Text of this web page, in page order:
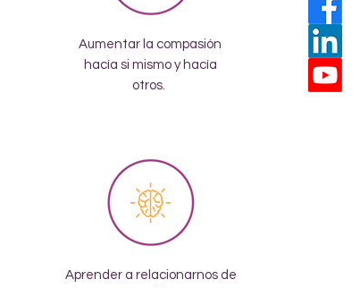
Aumentar la compasión
hacía si mismo y hacía
otros.
Aprender a relacionarnos de